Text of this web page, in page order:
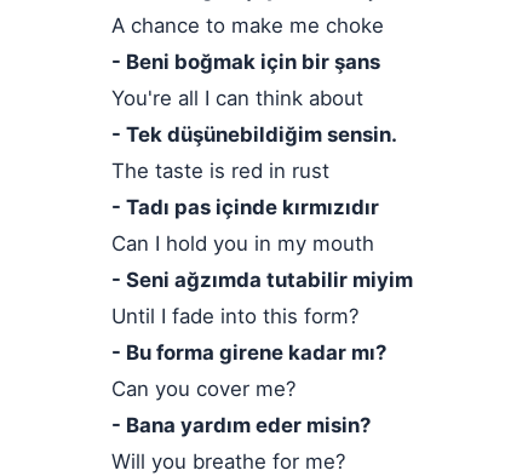
A chance to make me choke
- Beni boğmak için bir şans
You're all I can think about
- Tek düşünebildiğim sensin.
The taste is red in rust
- Tadı pas içinde kırmızıdır
Can I hold you in my mouth
- Seni ağzımda tutabilir miyim
Until I fade into this form?
- Bu forma girene kadar mı?
Can you cover me?
- Bana yardım eder misin?
Will you breathe for me?